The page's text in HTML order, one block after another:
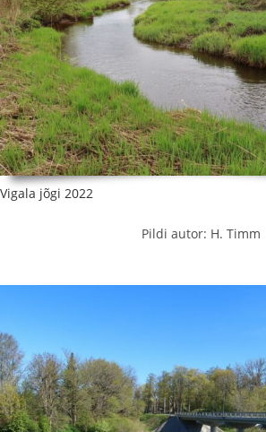
Vigala jõgi 2022
Pildi autor: H. Timm